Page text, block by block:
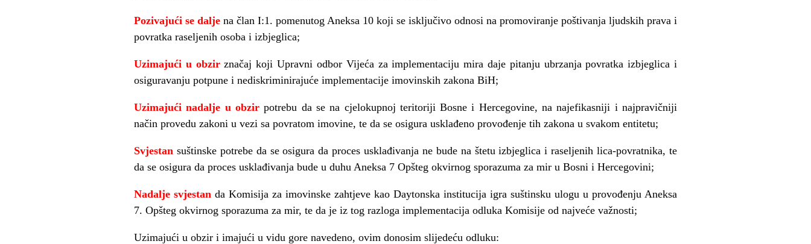
Pozivajući se dalje na član I:1. pomenutog Aneksa 10 koji se isključivo odnosi na promoviranje poštivanja ljudskih prava i
povratka raseljenih osoba i izbjeglica;
Uzimajući u obzirznačaj koji Upravni odbor Vijeća za implementaciju mira daje pitanju ubrzanja povratka izbjeglica i
osiguravanju potpune i nediskriminirajuće implementacije imovinskih zakona BiH;
Uzimajući nadalje u obzirpotrebu da se na cjelokupnoj teritoriji Bosne i Hercegovine, na najefikasniji i najpravičniji
način provedu zakoni u vezi sa povratom imovine, te da se osigura usklađeno provođenje tih zakona u svakom entitetu;
Svjestan suštinske potrebe da se osigura da proces usklađivanja ne bude na štetu izbjeglica i raseljenih lica-povratnika, te
da se osigura da proces usklađivanja bude u duhu Aneksa 7 Opšteg okvirnog sporazuma za mir u Bosni i Hercegovini;
Nadalje svjestan da Komisija za imovinske zahtjeve kao Daytonska institucija igra suštinsku ulogu u provođenju Aneksa
7. Opšteg okvirnog sporazuma za mir, te da je iz tog razloga implementacija odluka Komisije od najveće važnosti;
Uzimajući u obzir i imajući u vidu gore navedeno, ovim donosim slijedeću odluku: